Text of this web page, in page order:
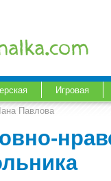
Игровая
Павлова